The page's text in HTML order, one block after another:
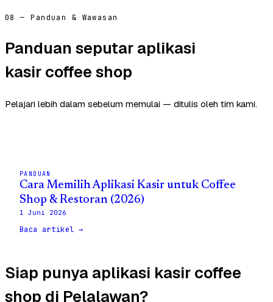
08 — Panduan & Wawasan
Panduan seputar aplikasi
kasir coffee shop
Pelajari lebih dalam sebelum memulai — ditulis oleh tim kami.
PANDUAN
Cara Memilih Aplikasi Kasir untuk Coffee
Shop & Restoran (2026)
1 Juni 2026
Baca artikel →
Siap punya aplikasi kasir coffee
shop di Pelalawan?